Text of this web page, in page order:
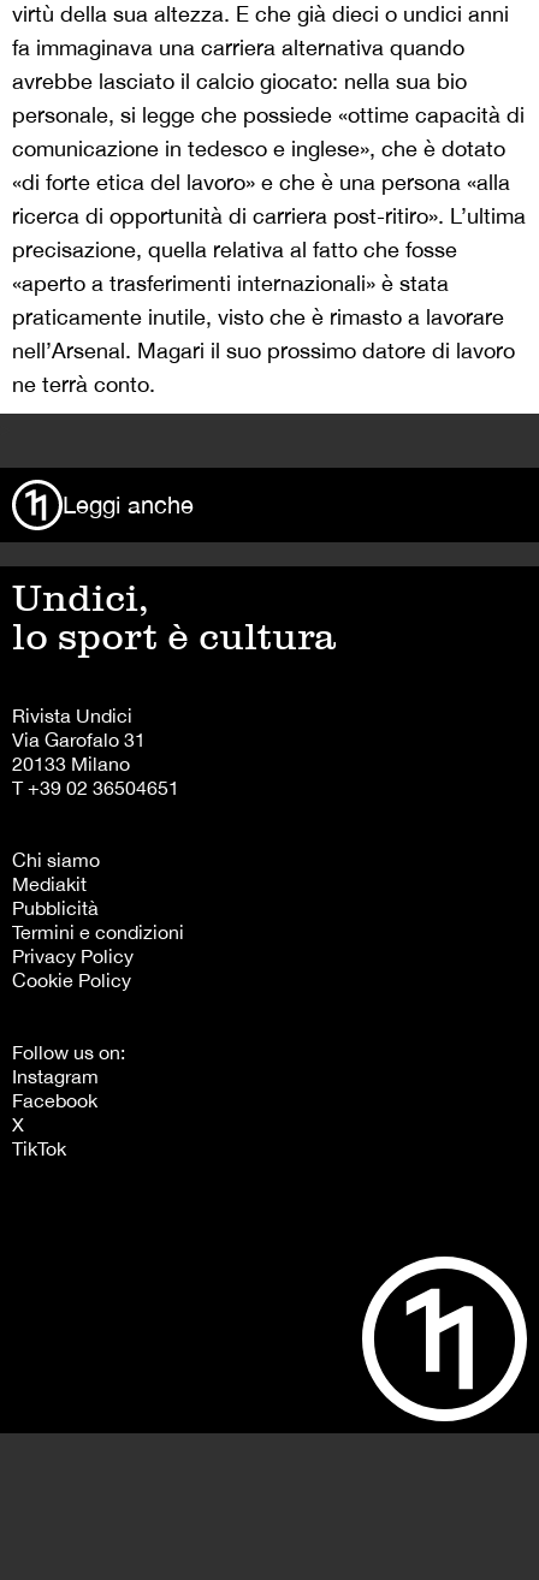
virtù della sua altezza. E che già dieci o undici anni
fa immaginava una carriera alternativa quando
avrebbe lasciato il calcio giocato: nella sua bio
personale, si legge che possiede «ottime capacità di
comunicazione in tedesco e inglese», che è dotato
«di forte etica del lavoro» e che è una persona «alla
ricerca di opportunità di carriera post-ritiro». L’ultima
precisazione, quella relativa al fatto che fosse
«aperto a trasferimenti internazionali» è stata
praticamente inutile, visto che è rimasto a lavorare
nell’Arsenal. Magari il suo prossimo datore di lavoro
ne terrà conto.
Leggi anche
Undici,
lo sport è cultura
Rivista Undici
Via Garofalo 31
20133 Milano
T +39 02 36504651
Chi siamo
Mediakit
Pubblicità
Termini e condizioni
Privacy Policy
Cookie Policy
Follow us on:
Instagram
Facebook
X
TikTok